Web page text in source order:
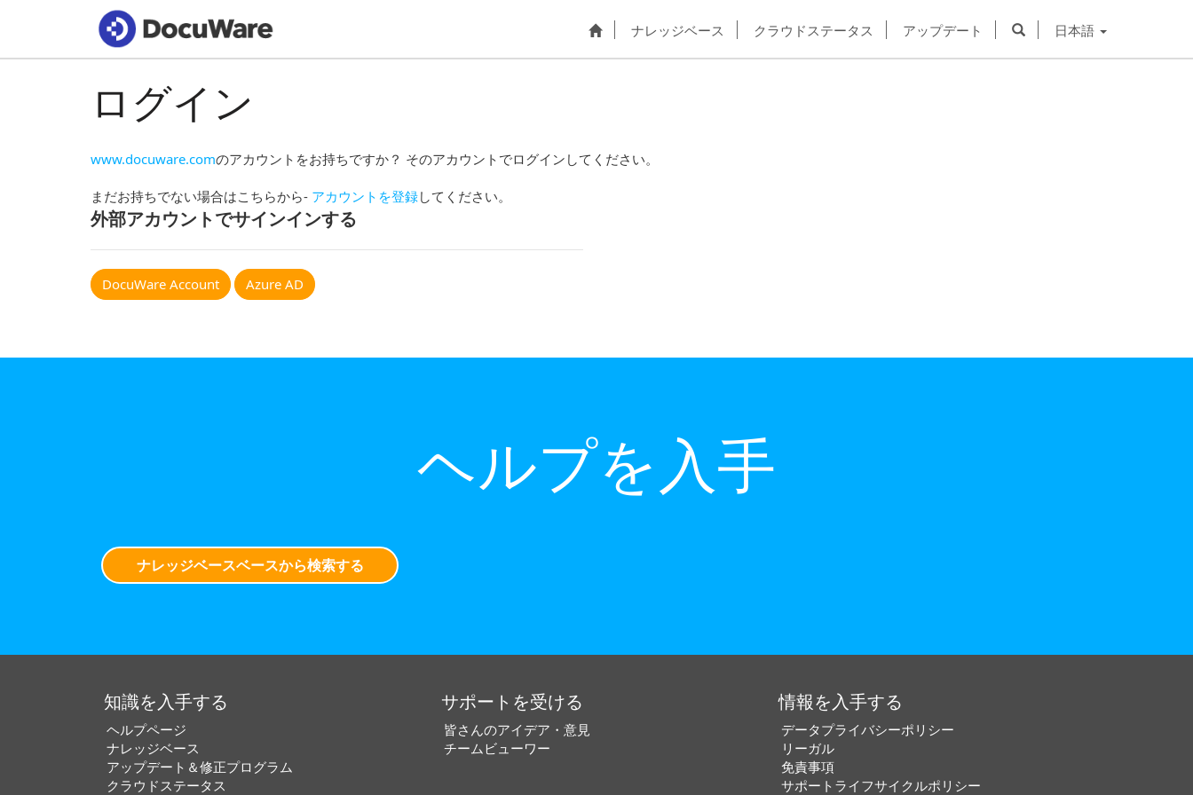
ナレッジベース クラウドステータス アップデート 日本語
ログイン
www.docuware.comのアカウントをお持ちですか？ そのアカウントでログインしてください。
まだお持ちでない場合はこちらから- アカウントを登録してください。
外部アカウントでサインインする
DocuWare Account Azure AD
ヘルプを入手
ナレッジベースベースから検索する
知識を入手する
ヘルプページ
ナレッジベース
アップデート＆修正プログラム
クラウドステータス
サポートを受ける
皆さんのアイデア・意見
チームビューワー
情報を入手する
データプライバシーポリシー
リーガル
免責事項
サポートライフサイクルポリシー